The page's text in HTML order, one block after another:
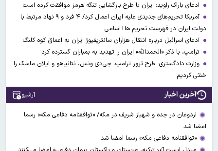
ادعای باراک راوید: ایران با طرح بازگشایی تنگه هرمز موافقت کرده است
آمریکا تحریم‌های جدیدی علیه ایران اعمال کرد/ ۴ فرد و ۹ نهاد مرتبط با
دولت ایران در فهرست تحریم ها+اسامی
ادعای اسرائیل درباره انتقال هزاران سانتریفیوژ ایران به اعماق کوه کلنگ
ترامپ، با ذکر «الحمدالله» ایران را تهدید به بمباران گسترده کرد
وزارت دادگستری: طرح ترور ترامپ، جی‌دی ونس، نتانیاهو و ایلان ماسک را
خنثی کردیم
آخرین اخبار آرشیو
اردوغان در جده و شهباز شریف در مکه/ «توافقنامه دفاعی مکه» رسما
امضا شد
«توافقنامه دفاعی مکه» رسما امضا شد